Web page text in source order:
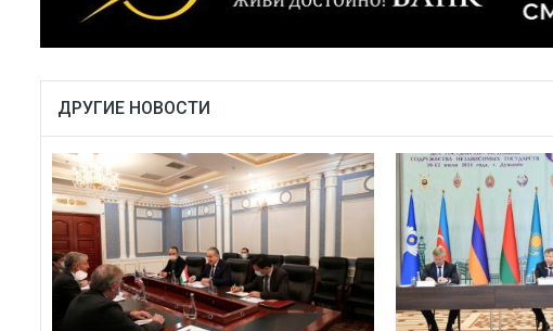
ДРУГИЕ НОВОСТИ